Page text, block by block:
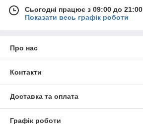
Сьогодні працює з 09:00 до 21:00
Показати весь графік роботи
Про нас
Контакти
Доставка та оплата
Графік роботи